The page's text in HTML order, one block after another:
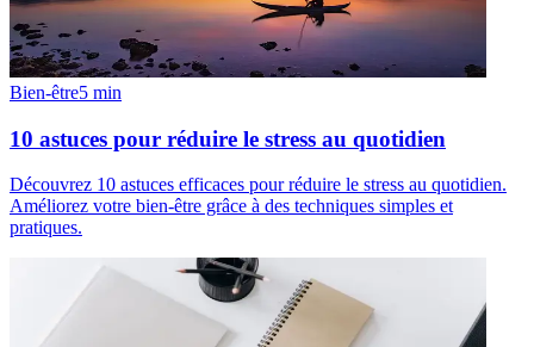
Bien-être5 min
10 astuces pour réduire le stress au quotidien
Découvrez 10 astuces efficaces pour réduire le stress au quotidien.
Améliorez votre bien-être grâce à des techniques simples et
pratiques.